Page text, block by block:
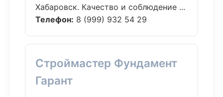
Хабаровск. Качество и соблюдение ...
Телефон: 8 (999) 932 54 29
Строймастер Фундамент
Гарант